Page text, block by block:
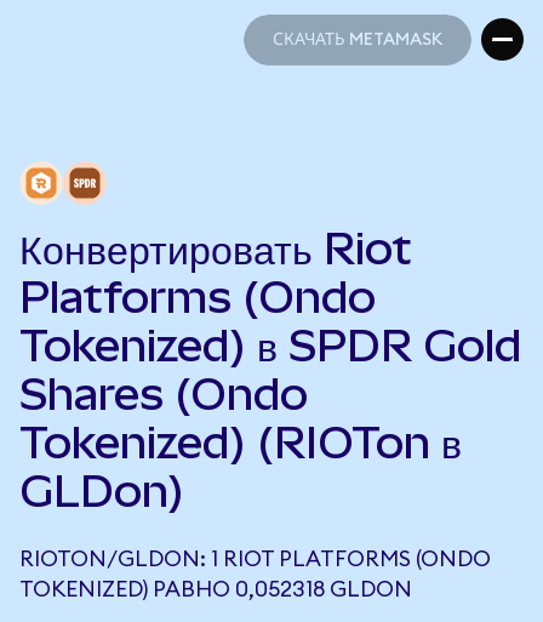
СКАЧАТЬ METAMASK
Конвертировать Riot
Platforms (Ondo
Tokenized) в SPDR Gold
Shares (Ondo
Tokenized) (RIOTon в
GLDon)
RIOTON/GLDON: 1 RIOT PLATFORMS (ONDO
TOKENIZED) РАВНО 0,052318 GLDON